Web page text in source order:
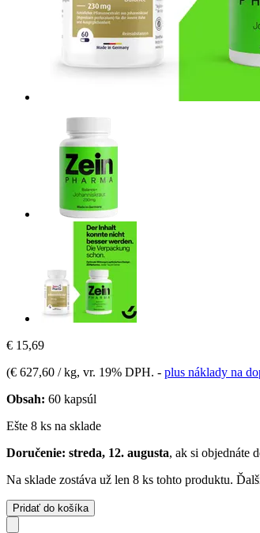
€ 15,69
(€ 627,60 / kg, vr. 19% DPH. - plus náklady na
Obsah: 60 kapsúl
Ešte 8 ks na sklade
Doručenie: streda, 12. augusta, ak si objednáte
Na sklade zostáva už len 8 ks tohto produktu.
Pridať do košíka